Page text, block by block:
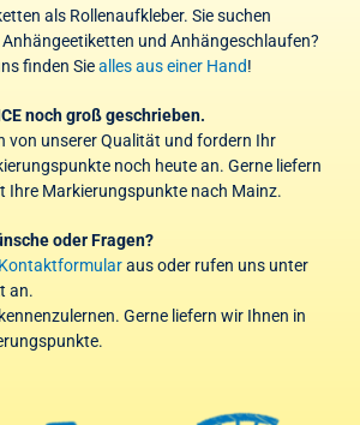
als Rollenaufkleber. Sie suchen
und Anhängeschlaufen?
finden Siealles aus einer Hand!
noch groß geschrieben.
von unserer Qualität und fordern Ihr
noch heute an. Gerne liefern
Ihre Markierungspunkte nach Mainz.
oder Fragen?
Kontaktformularaus oder rufen uns unter
an.
Gerne liefern wir Ihnen in